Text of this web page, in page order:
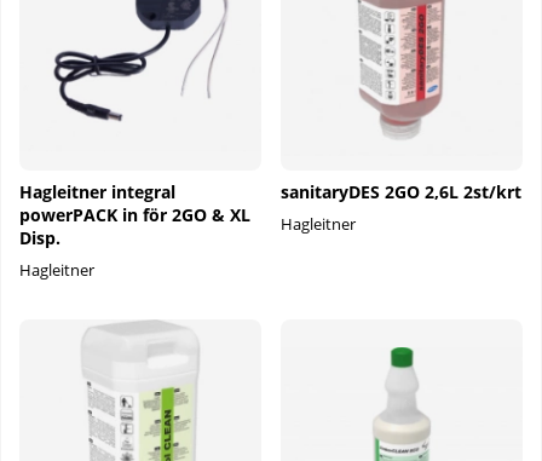
Hagleitner integral
powerPACK in för 2GO & XL
Disp.
Hagleitner
sanitaryDES 2GO 2,6L 2st/krt
Hagleitner